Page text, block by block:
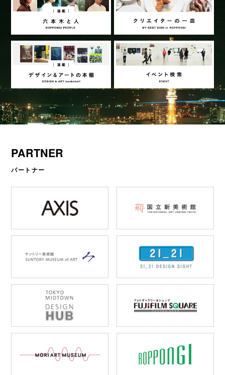
PARTNER
パートナー